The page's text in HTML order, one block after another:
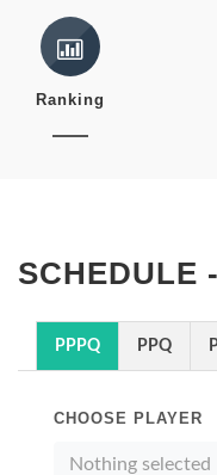
Ranking
SCHEDULE
PPPQ PPQ
CHOOSE PLAYER
Nothing selected